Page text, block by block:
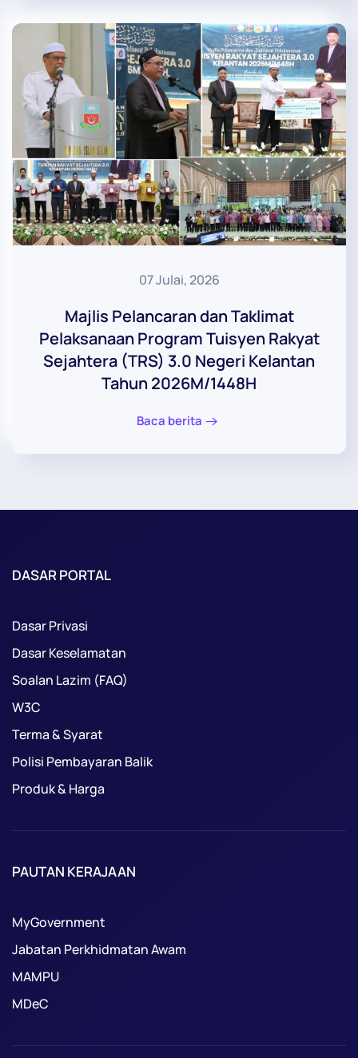
07 Julai, 2026
Majlis Pelancaran dan Taklimat
Pelaksanaan Program Tuisyen Rakyat
Sejahtera (TRS) 3.0 Negeri Kelantan
Tahun 2026M/1448H
Baca berita
DASAR PORTAL
Dasar Privasi
Dasar Keselamatan
Soalan Lazim (FAQ)
W3C
Terma & Syarat
Polisi Pembayaran Balik
Produk & Harga
PAUTAN KERAJAAN
MyGovernment
Jabatan Perkhidmatan Awam
MAMPU
MDeC